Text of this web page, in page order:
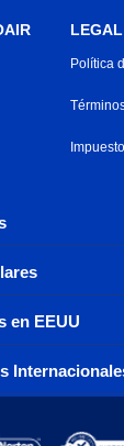
LEGAL
Política
de
500 opciones
Alaska
rutas de
en EEUU
avión baratos
de costa a